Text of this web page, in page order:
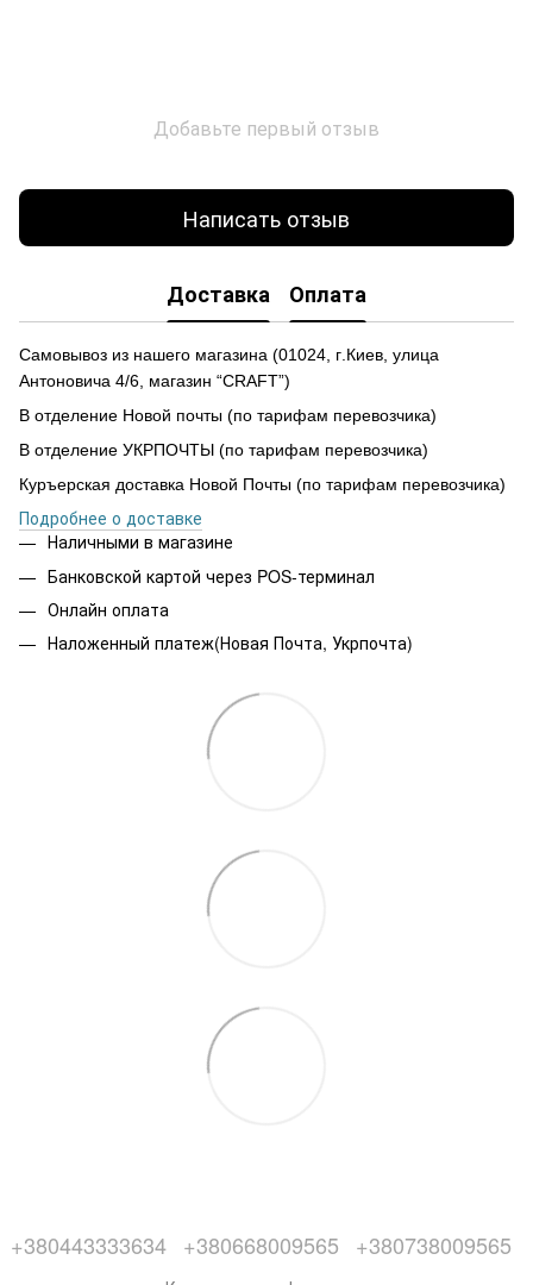
Добавьте первый отзыв
Написать отзыв
Доставка Оплата
Самовывоз из нашего магазина (01024, г .Киев, улица
Антоновича 4/6, магазин “CRAFT”)
В отделение Новой почты (по тарифам перевозчика)
В отделение УКРПОЧТЫ (по тарифам перевозчика)
Куръерская доставка Новой Почты (по тарифам перевозчика)
Подробнее о доставке
Наличными в магазине
Банковской картой через POS-терминал
Онлайн оплата
Наложенный платеж(Новая Почта, Укрпочта)
+380443333634 +380668009565 +380738009565